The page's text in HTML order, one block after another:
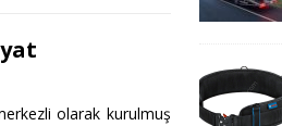
olarak kurulmuş